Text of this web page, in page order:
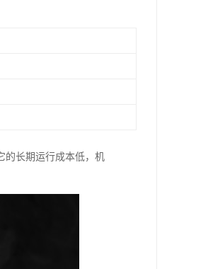
的长期运行成本低，机